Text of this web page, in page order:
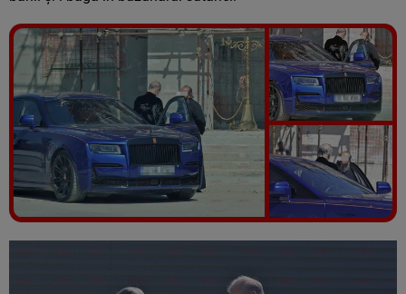
Vezi galeria foto
13 poze